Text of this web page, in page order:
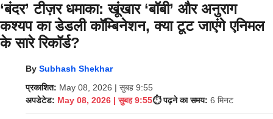
‘बंदर’ टीज़र धमाका: खूंखार ‘बॉबी’ और अनुराग
कश्यप का डेडली कॉम्बिनेशन, क्या टूट जाएंगे एनिमल
के सारे रिकॉर्ड?
By Subhash Shekhar
प्रकाशित: May 08, 2026 | सुबह 9:55
अपडेटेड: May 08, 2026 | सुबह 9:55⏱️ पढ़ने का समय: 6 मिनट